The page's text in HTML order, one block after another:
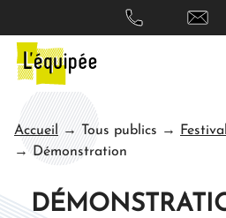
Accueil → Tous publics →
→ Démonstration